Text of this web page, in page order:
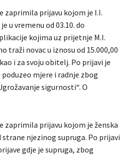
zaprimila prijavu kojom je I.I.
u vremenu od 03.10. do
kojima uz prijetnje M.I.
traži novac u iznosu od 15.000,00
i za svoju obitelj. Po prijavi je
mjere i radnje zbog
sigurnosti“. O
zaprimila prijavu kojom je ženska
njezinog supruga. Po prijavi
gdje je supruga, zbog